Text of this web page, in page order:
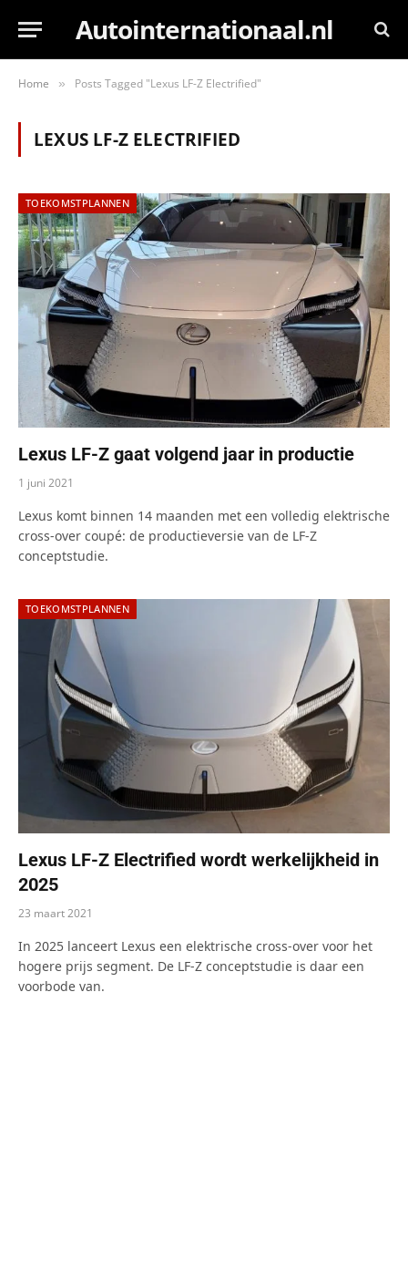
Autointernationaal.nl
Home » Posts Tagged "Lexus LF-Z Electrified"
LEXUS LF-Z ELECTRIFIED
TOEKOMSTPLANNEN
Lexus LF-Z gaat volgend jaar in productie
1 juni 2021
Lexus komt binnen 14 maanden met een volledig elektrische
cross-over coupé: de productieversie van de LF-Z
conceptstudie.
TOEKOMSTPLANNEN
Lexus LF-Z Electrified wordt werkelijkheid in
2025
23 maart 2021
In 2025 lanceert Lexus een elektrische cross-over voor het
hogere prijs segment. De LF-Z conceptstudie is daar een
voorbode van.